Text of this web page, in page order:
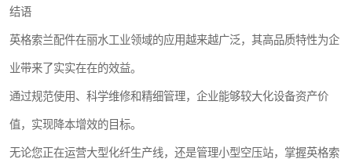
结语
英格索兰配件在丽水工业领域的应用越来越广泛，其高品质特性为企
业带来了实实在在的效益。
通过规范使用、科学维修和精细管理，企业能够较大化设备资产价
值，实现降本增效的目标。
无论您正在运营大型化纤生产线，还是管理小型空压站，掌握英格索